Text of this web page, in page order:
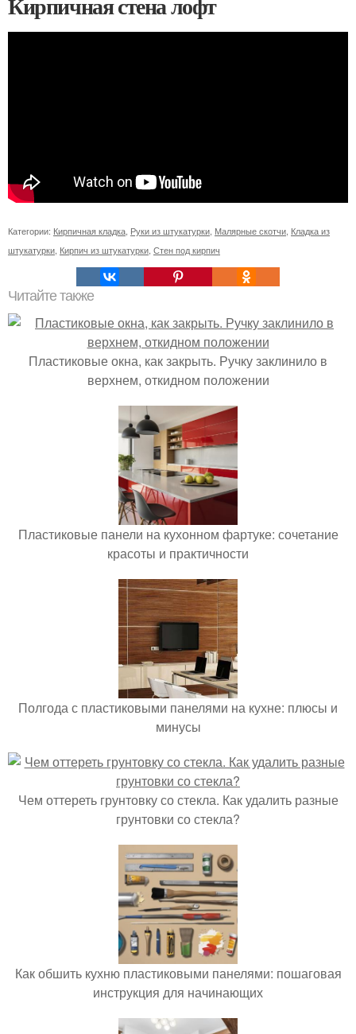
Категории: Кирпичная кладка Руки из штукатурки Малярные скотчи Кладка из
штукатурки Кирпич из штукатурки Стен под кирпич
Читайте также
Пластиковые окна, как закрыть. Ручку заклинило в
верхнем, откидном положении
Пластиковые панели на кухонном фартуке: сочетание
красоты и практичности
Полгода с пластиковыми панелями на кухне: плюсы и
минусы
Чем оттереть грунтовку со стекла. Как удалить разные
грунтовки со стекла?
Как обшить кухню пластиковыми панелями: пошаговая
инструкция для начинающих